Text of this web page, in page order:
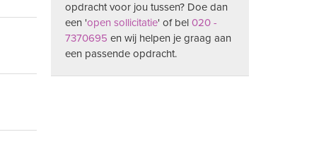
opdracht voor jou tussen? Doe dan
een 'open sollicitatie' of bel 020 -
7370695 en wij helpen je graag aan
een passende opdracht.